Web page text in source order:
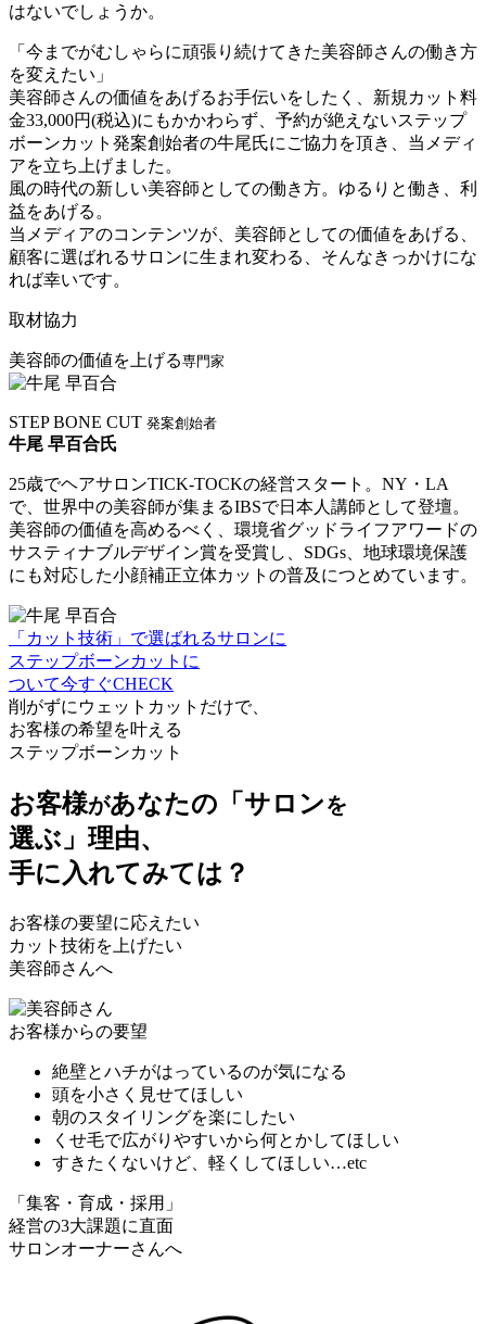
はないでしょうか。
「今までがむしゃらに頑張り続けてきた美容師さんの働き方
を変えたい」
美容師さんの価値をあげるお手伝いをしたく、新規カット料
金33,000円(税込)にもかかわらず、予約が絶えないステップ
ボーンカット発案創始者の牛尾氏にご協力を頂き、当メディ
アを立ち上げました。
風の時代の新しい美容師としての働き方。ゆるりと働き、利
益をあげる。
当メディアのコンテンツが、美容師としての価値をあげる、
顧客に選ばれるサロンに生まれ変わる、そんなきっかけにな
れば幸いです。
取材協力
美容師の価値を上げる専⾨家
STEP BONE CUT 発案創始者
⽜尾 早百合氏
25歳でヘアサロンTICK-TOCKの経営スタート。NY・LA
で、世界中の美容師が集まるIBSで日本人講師として登壇。
美容師の価値を高めるべく、環境省グッドライフアワードの
サスティナブルデザイン賞を受賞し、SDGs、地球環境保護
にも対応した小顔補正立体カットの普及につとめています。
「カット技術」で選ばれるサロンに
ステップボーンカットに
ついて今すぐCHECK
削がずにウェットカットだけで、
お客様の希望を叶える
ステップボーンカット
お客様があなたの 「サロンを
選ぶ」 理由、
手に入れてみては？
お客様の要望に応えたい
カット技術を上げたい
美容師さんへ
お客様からの要望
絶壁とハチがはっているのが気になる
頭を小さく見せてほしい
朝のスタイリングを楽にしたい
くせ毛で広がりやすいから何とかしてほしい
すきたくないけど、軽くしてほしい…etc
「集客・育成・採用」
経営の3大課題に直面
サロンオーナーさんへ